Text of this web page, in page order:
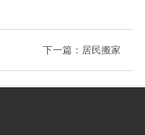
下一篇： 居民搬家